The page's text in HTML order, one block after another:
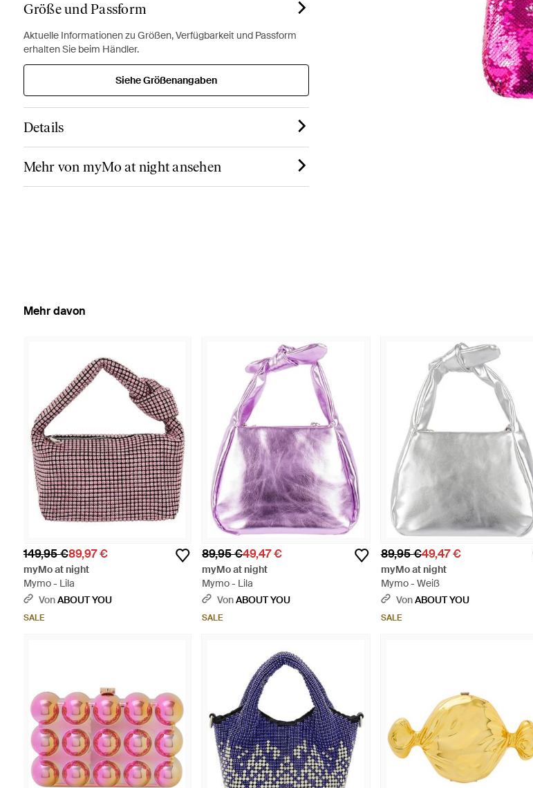
Größe und Passform
Aktuelle Informationen zu Größen, Verfügbarkeit und Passform
erhalten Sie beim Händler.
Siehe Größenangaben
Details
Mehr von myMo at night ansehen
Mehr davon
149,95 €89,97 €
myMo at night
Mymo - Lila
VonABOUT YOU
SALE
89,95 €49,47 €
myMo at night
Mymo - Lila
VonABOUT YOU
SALE
89,95 €49,47 €
myMo at night
Mymo - Weiß
VonABOUT YOU
SALE